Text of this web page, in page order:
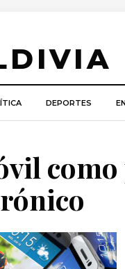
DEPORTES